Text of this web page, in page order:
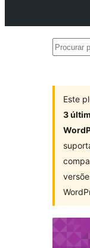
Procurar
Este
3